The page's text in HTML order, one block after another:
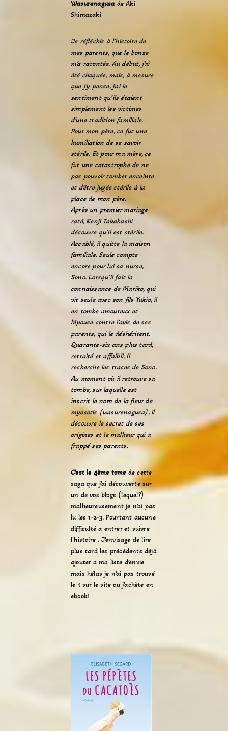
Wasurenagusade Aki
Shimazaki
Je réfléchis à l’histoire de
mes parents, que le bonze
m’a racontée. Au début, j’ai
été choquée, mais, à mesure
que j’y pense, j’ai le
sentiment qu’ils étaient
simplement les victimes
d’une tradition familiale.
Pour mon père, ce fut une
humiliation de se savoir
stérile. Et pour ma mère, ce
fut une catastrophe de ne
pas pouvoir tomber enceinte
et d’être jugée stérile à la
place de mon père.
Après un premier mariage
raté, Kenji Takahashi
découvre qu’il est stérile.
Accablé, il quitte la maison
familiale. Seule compte
encore pour lui sa nurse,
Sono. Lorsqu’il fait la
connaissance de Mariko, qui
vit seule avec son fils Yukio, il
en tombe amoureux et
l’épouse contre l’avis de ses
parents, qui le déshéritent.
Quarante-six ans plus tard,
retraité et affaibli, il
recherche les traces de Sono.
Au moment où il retrouve sa
tombe, sur laquelle est
inscrit le nom de la fleur de
myosotis (wasurenagusa), il
découvre le secret de ses
origines et le malheur qui a
frappé ses parents.
C’est le 4ème tome de cette
saga que j’ai découverte sur
un de vos blogs (lequel?)
malheureusement je n’ai pas
lu les 1-2-3. Pourtant aucune
difficulté a entrer et suivre
l’histoire . J’envisage de lire
plus tard les précédents déjà
ajouter a ma liste d’envie
mais hélas je n’ai pas trouvé
le 1 sur le site ou j’achète en
ebook!